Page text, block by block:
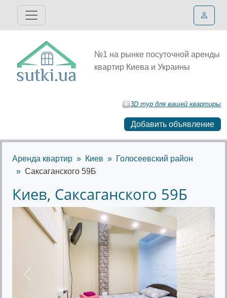
№1 на рынке посуточной аренды
квартир Киева и Украины
3D тур для вашей квартиры
Добавить объявление
Аренда квартир Киев
Голосеевский район
Саксаганского 59Б
Киев, Саксаганского 59Б
Предыдущее